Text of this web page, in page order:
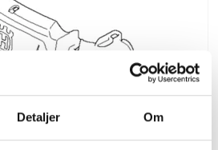
Detaljer Om